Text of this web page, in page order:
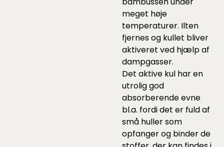
meget høje
temperaturer. Ilten
fjernes og kullet bliver
aktiveret ved hjælp af
dampgasser.
Det aktive kul har en
utrolig god
absorberende evne
bl.a. fordi det er fuld af
små huller som
opfanger og binder de